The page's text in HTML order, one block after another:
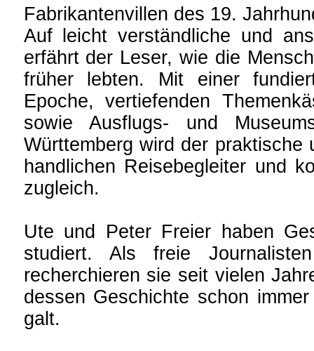
Fabrikantenvillen des 19.
Auf leicht verständliche und
erfährt der Leser, wie die
früher lebten. Mit einer
Epoche, vertiefenden
sowie Ausflugs- und
Württemberg wird der praktische
handlichen Reisebegleiter und
zugleich.
Ute und Peter Freier haben
studiert. Als freie
recherchieren sie seit vielen
dessen Geschichte schon
galt.